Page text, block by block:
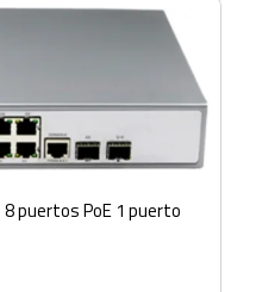
puertos PoE 1 puerto